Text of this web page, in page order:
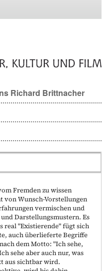
Richard Brittnacher
Fremden zu wissen
Wunsch-Vorstellungen
vermischen und
Darstellungsmustern. Es
real "Existierende" fügt sich
auch überlieferte Begriffe
dem Motto: "Ich sehe,
sehe aber auch nur, was
aus sichtbar wird.